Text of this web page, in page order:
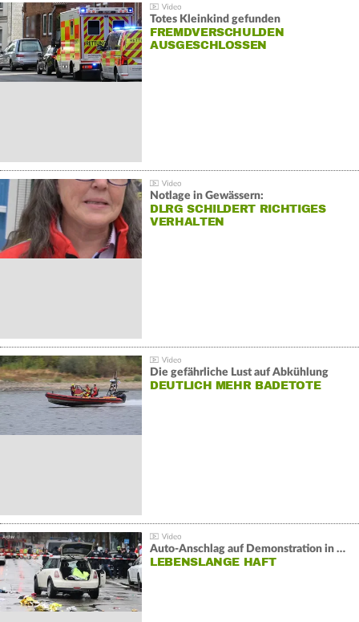
Totes Kleinkind gefunden
FREMDVERSCHULDEN
AUSGESCHLOSSEN
Notlage in Gewässern:
DLRG SCHILDERT RICHTIGES
VERHALTEN
Die gefährliche Lust auf Abkühlung
DEUTLICH MEHR BADETOTE
Auto-Anschlag auf Demonstration in München:
LEBENSLANGE HAFT